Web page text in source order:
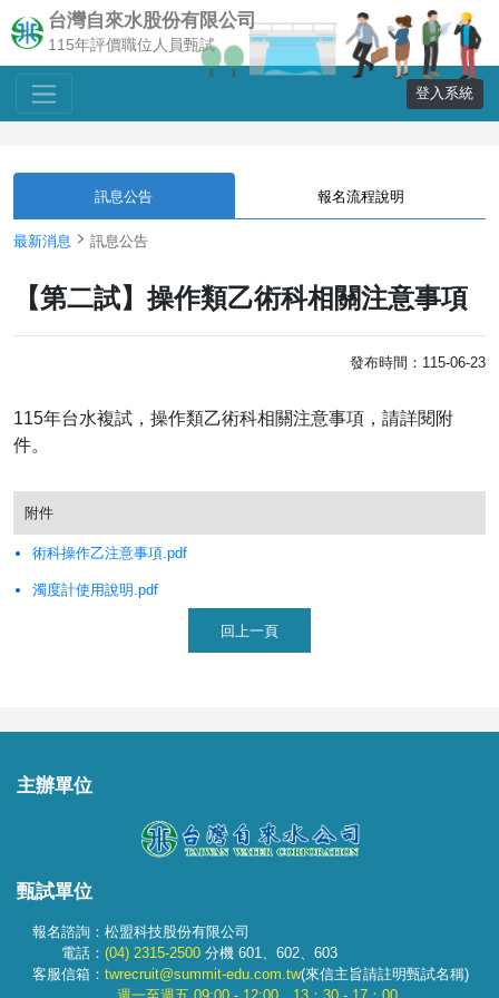
台灣自來水股份有限公司
115年評價職位人員甄試
登入系統
訊息公告 報名流程說明
最新消息 訊息公告
【第二試】操作類乙術科相關注意事項
發布時間：115-06-23
115年台水複試，操作類乙術科相關注意事項，請詳閱附
件。
附件
術科操作乙注意事項.pdf
濁度計使用說明.pdf
回上一頁
主辦單位
甄試單位
報名諮詢：松盟科技股份有限公司
電話：(04) 2315-2500 分機 601、602、603
客服信箱：twrecruit@summit-edu.com.tw(來信主旨請註明甄試名稱)